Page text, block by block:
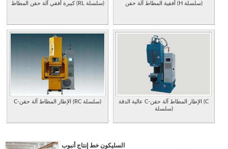
كبيرة أفقي آلة حقن المطاط (RL سلسلة) أفقية المطاط آلة حقن (H سلسلة)
C-الإطار المطاط آلة حقن (RC سلسلة)
عالية الدقة C-الإطار المطاط آلة حقن (C
سلسلة)
السليكون خط إنتاج أنبوب